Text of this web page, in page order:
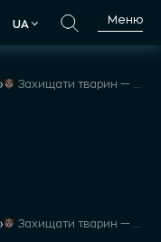
UA
Меню
Захищати тварин — це…
Захищати тварин — це…